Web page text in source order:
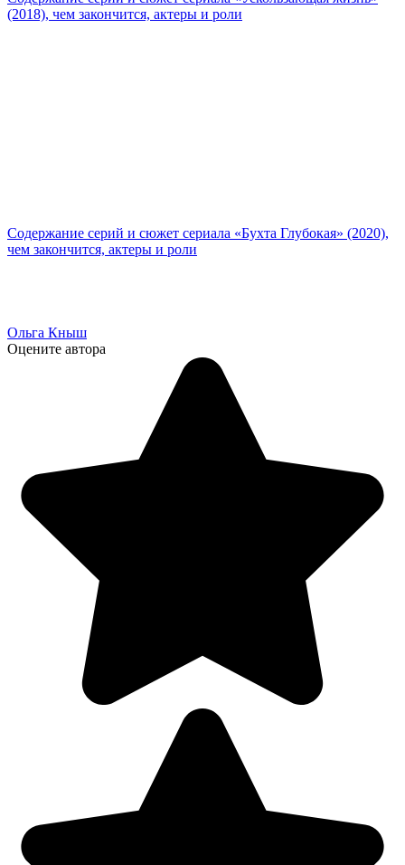
(2018), чем закончится, актеры и роли
Содержание серий и сюжет сериала «Бухта Глубокая» (2020),
чем закончится, актеры и роли
Ольга Кныш
Оцените автора